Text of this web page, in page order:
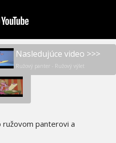
Nasledujúce video >>>
Ružový panter - Ružový výlet
ružovom panterovi a